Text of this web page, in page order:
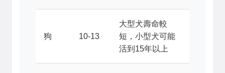
狗 10-13
大型犬壽命較
短，小型犬可能
活到15年以上